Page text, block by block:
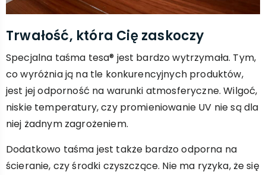
Trwałość, która Cię zaskoczy
Specjalna taśma tesa® jest bardzo wytrzymała. Tym,
co wyróżnia ją na tle konkurencyjnych produktów,
jest jej odporność na warunki atmosferyczne. Wilgoć,
niskie temperatury, czy promieniowanie UV nie są dla
niej żadnym zagrożeniem.
Dodatkowo taśma jest także bardzo odporna na
ścieranie, czy środki czyszczące. Nie ma ryzyka, że się